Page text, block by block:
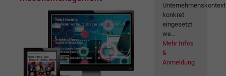
Unternehmenskontext
konkret
eingesetzt
we...
Mehr Infos
&
Anmeldung